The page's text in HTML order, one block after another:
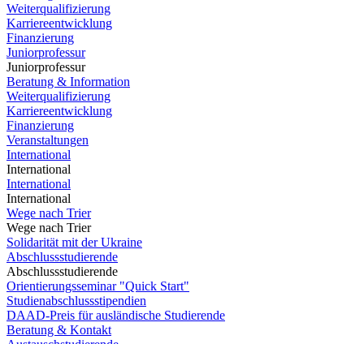
Weiterqualifizierung
Karriereentwicklung
Finanzierung
Juniorprofessur
Juniorprofessur
Beratung & Information
Weiterqualifizierung
Karriereentwicklung
Finanzierung
Veranstaltungen
International
International
International
International
Wege nach Trier
Wege nach Trier
Solidarität mit der Ukraine
Abschlussstudierende
Abschlussstudierende
Orientierungsseminar "Quick Start"
Studienabschlussstipendien
DAAD-Preis für ausländische Studierende
Beratung & Kontakt